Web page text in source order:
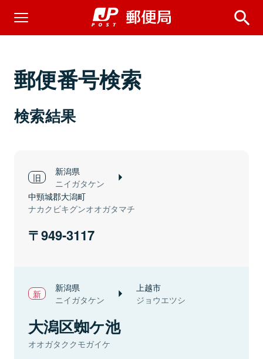
郵便番号検索
検索結果
新潟県
ニイガタケン
中頸城郡大潟町
ナカクビキグンオオガタマチ
949-3117
新潟県
ニイガタケン
上越市
ジョウエツシ
大潟区蜘ケ池
オオガタククモガイケ